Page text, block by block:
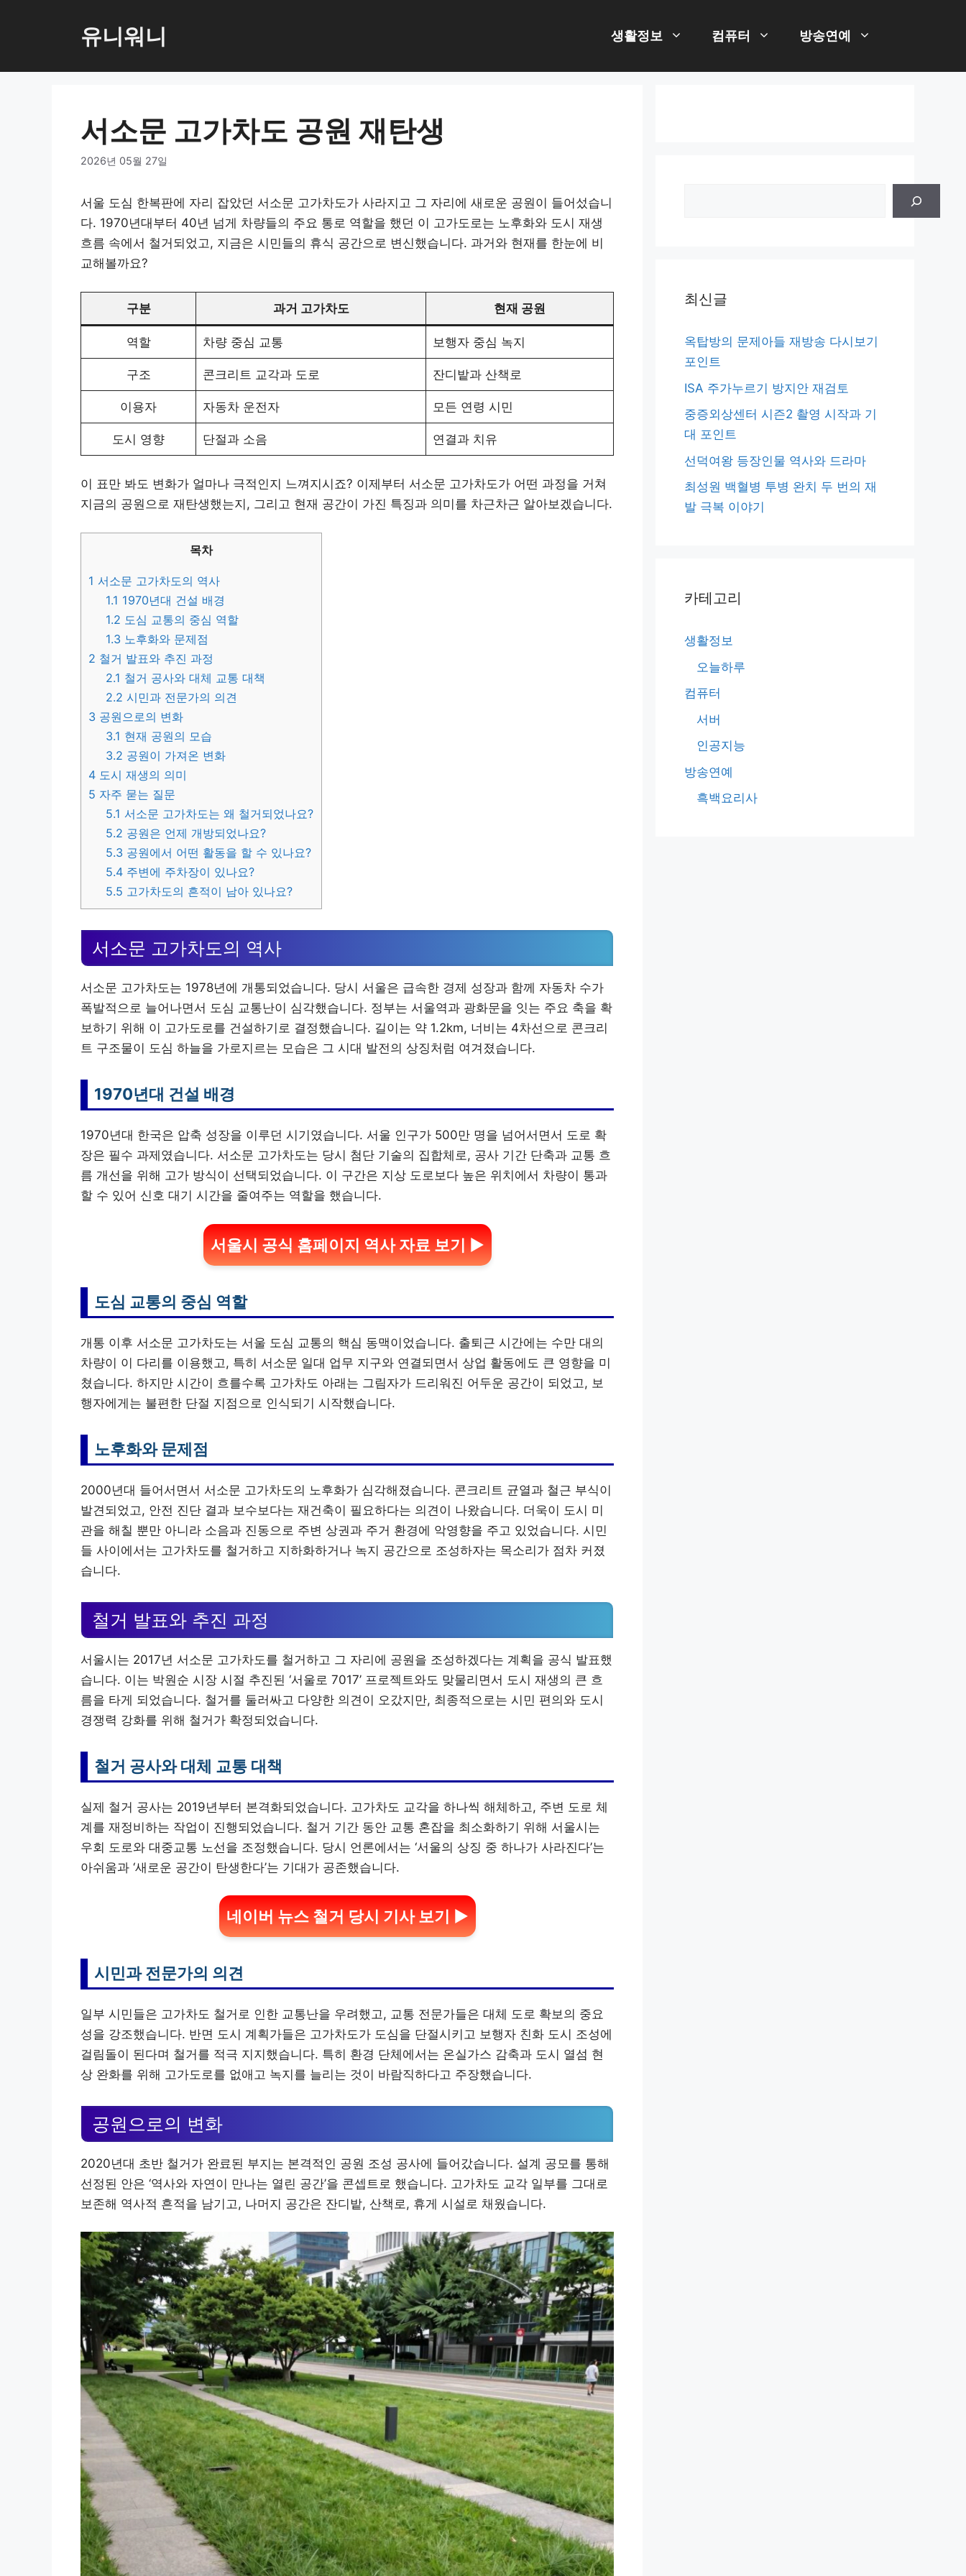
로
유니워니 생활정보 컴퓨터 방송연예
서소문 고가차도 공원 재탄생
2026년 05월 27일
서울 도심 한복판에 자리 잡았던 서소문 고가차도가 사라지고 그 자리에 새로운 공원이 들어섰습니
다. 1970년대부터 40년 넘게 차량들의 주요 통로 역할을 했던 이 고가도로는 노후화와 도시 재생
흐름 속에서 철거되었고, 지금은 시민들의 휴식 공간으로 변신했습니다. 과거와 현재를 한눈에 비
교해볼까요?
구분 과거 고가차도 현재 공원
역할 차량 중심 교통 보행자 중심 녹지
구조 콘크리트 교각과 도로 잔디밭과 산책로
이용자 자동차 운전자 모든 연령 시민
도시 영향 단절과 소음 연결과 치유
이 표만 봐도 변화가 얼마나 극적인지 느껴지시죠? 이제부터 서소문 고가차도가 어떤 과정을 거쳐
지금의 공원으로 재탄생했는지, 그리고 현재 공간이 가진 특징과 의미를 차근차근 알아보겠습니다.
목차
1 서소문 고가차도의 역사
1.1 1970년대 건설 배경
1.2 도심 교통의 중심 역할
1.3 노후화와 문제점
2 철거 발표와 추진 과정
2.1 철거 공사와 대체 교통 대책
2.2 시민과 전문가의 의견
3 공원으로의 변화
3.1 현재 공원의 모습
3.2 공원이 가져온 변화
4 도시 재생의 의미
5 자주 묻는 질문
5.1 서소문 고가차도는 왜 철거되었나요?
5.2 공원은 언제 개방되었나요?
5.3 공원에서 어떤 활동을 할 수 있나요?
5.4 주변에 주차장이 있나요?
5.5 고가차도의 흔적이 남아 있나요?
서소문 고가차도의 역사
서소문 고가차도는 1978년에 개통되었습니다. 당시 서울은 급속한 경제 성장과 함께 자동차 수가
폭발적으로 늘어나면서 도심 교통난이 심각했습니다. 정부는 서울역과 광화문을 잇는 주요 축을 확
보하기 위해 이 고가도로를 건설하기로 결정했습니다. 길이는 약 1.2km, 너비는 4차선으로 콘크리
트 구조물이 도심 하늘을 가로지르는 모습은 그 시대 발전의 상징처럼 여겨졌습니다.
1970년대 건설 배경
1970년대 한국은 압축 성장을 이루던 시기였습니다. 서울 인구가 500만 명을 넘어서면서 도로 확
장은 필수 과제였습니다. 서소문 고가차도는 당시 첨단 기술의 집합체로, 공사 기간 단축과 교통 흐
름 개선을 위해 고가 방식이 선택되었습니다. 이 구간은 지상 도로보다 높은 위치에서 차량이 통과
할 수 있어 신호 대기 시간을 줄여주는 역할을 했습니다.
서울시 공식 홈페이지 역사 자료 보기 ▶
도심 교통의 중심 역할
개통 이후 서소문 고가차도는 서울 도심 교통의 핵심 동맥이었습니다. 출퇴근 시간에는 수만 대의
차량이 이 다리를 이용했고, 특히 서소문 일대 업무 지구와 연결되면서 상업 활동에도 큰 영향을 미
쳤습니다. 하지만 시간이 흐를수록 고가차도 아래는 그림자가 드리워진 어두운 공간이 되었고, 보
행자에게는 불편한 단절 지점으로 인식되기 시작했습니다.
노후화와 문제점
2000년대 들어서면서 서소문 고가차도의 노후화가 심각해졌습니다. 콘크리트 균열과 철근 부식이
발견되었고, 안전 진단 결과 보수보다는 재건축이 필요하다는 의견이 나왔습니다. 더욱이 도시 미
관을 해칠 뿐만 아니라 소음과 진동으로 주변 상권과 주거 환경에 악영향을 주고 있었습니다. 시민
들 사이에서는 고가차도를 철거하고 지하화하거나 녹지 공간으로 조성하자는 목소리가 점차 커졌
습니다.
철거 발표와 추진 과정
서울시는 2017년 서소문 고가차도를 철거하고 그 자리에 공원을 조성하겠다는 계획을 공식 발표했
습니다. 이는 박원순 시장 시절 추진된 ‘서울로 7017’ 프로젝트와도 맞물리면서 도시 재생의 큰 흐
름을 타게 되었습니다. 철거를 둘러싸고 다양한 의견이 오갔지만, 최종적으로는 시민 편의와 도시
경쟁력 강화를 위해 철거가 확정되었습니다.
철거 공사와 대체 교통 대책
실제 철거 공사는 2019년부터 본격화되었습니다. 고가차도 교각을 하나씩 해체하고, 주변 도로 체
계를 재정비하는 작업이 진행되었습니다. 철거 기간 동안 교통 혼잡을 최소화하기 위해 서울시는
우회 도로와 대중교통 노선을 조정했습니다. 당시 언론에서는 ‘서울의 상징 중 하나가 사라진다’는
아쉬움과 ‘새로운 공간이 탄생한다’는 기대가 공존했습니다.
네이버 뉴스 철거 당시 기사 보기 ▶
시민과 전문가의 의견
일부 시민들은 고가차도 철거로 인한 교통난을 우려했고, 교통 전문가들은 대체 도로 확보의 중요
성을 강조했습니다. 반면 도시 계획가들은 고가차도가 도심을 단절시키고 보행자 친화 도시 조성에
걸림돌이 된다며 철거를 적극 지지했습니다. 특히 환경 단체에서는 온실가스 감축과 도시 열섬 현
상 완화를 위해 고가도로를 없애고 녹지를 늘리는 것이 바람직하다고 주장했습니다.
공원으로의 변화
2020년대 초반 철거가 완료된 부지는 본격적인 공원 조성 공사에 들어갔습니다. 설계 공모를 통해
선정된 안은 ‘역사와 자연이 만나는 열린 공간’을 콘셉트로 했습니다. 고가차도 교각 일부를 그대로
보존해 역사적 흔적을 남기고, 나머지 공간은 잔디밭, 산책로, 휴게 시설로 채웠습니다.
최신글
옥탑방의 문제아들 재방송 다시보기
포인트
ISA 주가누르기 방지안 재검토
중증외상센터 시즌2 촬영 시작과 기
대 포인트
선덕여왕 등장인물 역사와 드라마
최성원 백혈병 투병 완치 두 번의 재
발 극복 이야기
카테고리
생활정보
오늘하루
컴퓨터
서버
인공지능
방송연예
흑백요리사